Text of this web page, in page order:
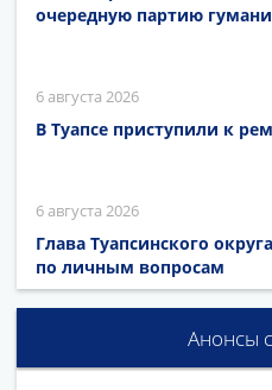
очередную партию
6 августа 2026
В Туапсе приступили к
6 августа 2026
Глава Туапсинского
по личным вопросам
Анонсы